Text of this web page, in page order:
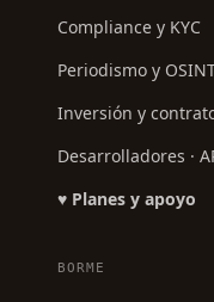
Compliance y KYC
Periodismo y
Inversión y
Desarrolladores ·
♥ Planes y apoyo
BORME